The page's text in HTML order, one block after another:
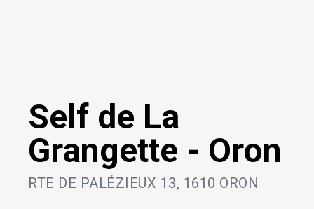
Self de La
Grangette - Oron
RTE DE PALÉZIEUX 13, 1610 ORON